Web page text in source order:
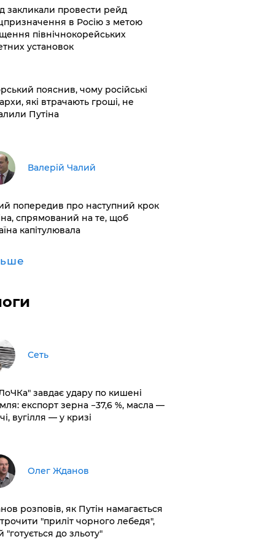
закликали провести рейд
в Росію з метою
північнокорейських
установок
пояснив, чому російські
які втрачають гроші, не
Путіна
Валерій Чалий
попередив про наступний крок
спрямований на те, щоб
капітулювала
Сеть
завдає удару по кишені
експорт зерна −37,6 %, масла —
вугілля — у кризі
Олег Жданов
розповів, як Путін намагається
"приліт чорного лебедя",
"готується до зльоту"